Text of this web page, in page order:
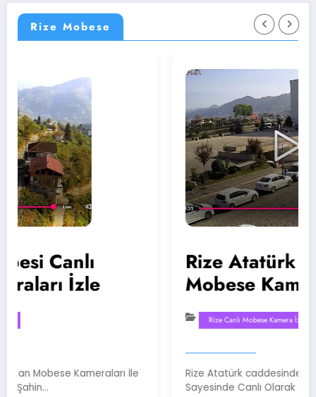
Rize Mobese
İzle
Kameraları İle
Rize Atatürk
Mobese Kamera
Rize Canlı Mobese Kamera İzle
Rize Atatürk caddesinde Bulunan
Sayesinde Canlı Olarak Bu…